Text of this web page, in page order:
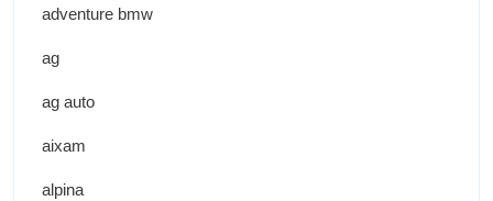
adventure bmw
ag
ag auto
aixam
alpina